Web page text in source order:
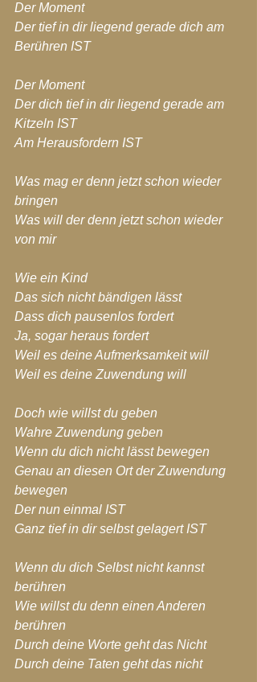
Der Moment
Der tief in dir liegend gerade dich am
Berühren IST
Der Moment
Der dich tief in dir liegend gerade am
Kitzeln IST
Am Herausfordern IST
Was mag er denn jetzt schon wieder
bringen
Was will der denn jetzt schon wieder
von mir
Wie ein Kind
Das sich nicht bändigen lässt
Dass dich pausenlos fordert
Ja, sogar heraus fordert
Weil es deine Aufmerksamkeit will
Weil es deine Zuwendung will
Doch wie willst du geben
Wahre Zuwendung geben
Wenn du dich nicht lässt bewegen
Genau an diesen Ort der Zuwendung
bewegen
Der nun einmal IST
Ganz tief in dir selbst gelagert IST
Wenn du dich Selbst nicht kannst
berühren
Wie willst du denn einen Anderen
berühren
Durch deine Worte geht das Nicht
Durch deine Taten geht das nicht